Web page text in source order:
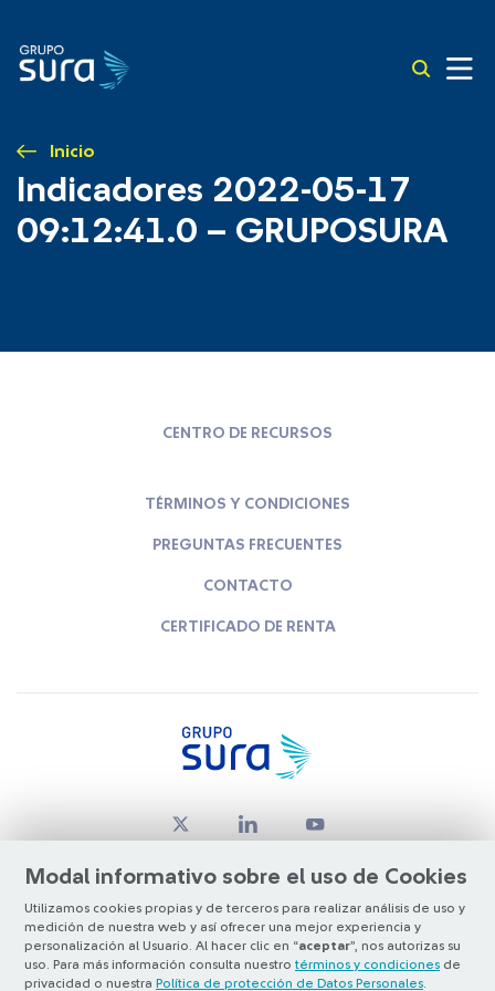
Inicio
Indicadores 2022-05-17
09:12:41.0 – GRUPOSURA
Modal informativo sobre el uso de Cookies
Utilizamos cookies propias y de terceros para realizar análisis de uso y
medición de nuestra web y así ofrecer una mejor experiencia y
personalización al Usuario. Al hacer clic en “aceptar”, nos autorizas su
uso. Para más información consulta nuestro términos y condiciones de
privacidad o nuestra Política de protección de Datos Personales
CENTRO DE RECURSOS
TÉRMINOS Y CONDICIONES
PREGUNTAS FRECUENTES
CONTACTO
CERTIFICADO DE RENTA
© Copyright Grupo SURA 2026